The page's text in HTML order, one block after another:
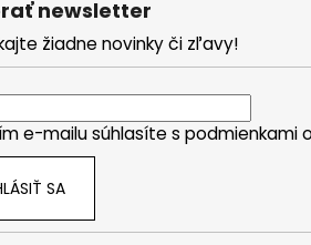
newsletter
žiadne novinky či zľavy!
e-mailu súhlasíte s podmienkami
SA